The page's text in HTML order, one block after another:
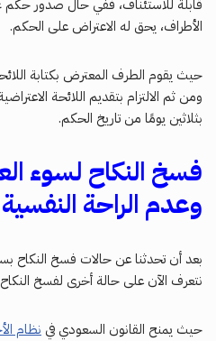
قابلة للاستئناف، ففي حال صدور حكم
الأطراف، يحق له الاعتراض على الحكم.
حيث يقوم الطرف المعترض بكتابة
ومن ثم الالتزام بتقديم اللائحة
بثلاثين يومًا من تاريخ الحكم.
فسخ النكاح لسوء
وعدم الراحة النفسية
بعد أن تحدثنا عن حالات فسخ النكاح
نتعرف الآن على حالة أخرى لفسخ
حيث يمنح القانون السعودي في نظام